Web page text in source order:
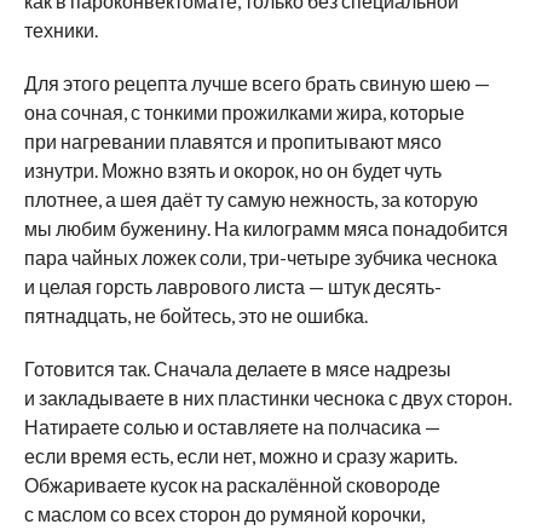
техники.
Для этого рецепта лучше всего брать свиную шею —
она сочная, с тонкими прожилками жира, которые
при нагревании плавятся и пропитывают мясо
изнутри. Можно взять и окорок, но он будет чуть
плотнее, а шея даёт ту самую нежность, за которую
мы любим буженину. На килограмм мяса понадобится
пара чайных ложек соли, три-четыре зубчика чеснока
и целая горсть лаврового листа — штук десять-
пятнадцать, не бойтесь, это не ошибка.
Готовится так. Сначала делаете в мясе надрезы
и закладываете в них пластинки чеснока с двух сторон.
Натираете солью и оставляете на полчасика —
если время есть, если нет, можно и сразу жарить.
Обжариваете кусок на раскалённой сковороде
с маслом со всех сторон до румяной корочки,